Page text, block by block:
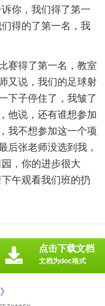
你，我们得了第一
得的了第一名，我
赛得了第一名，教室
又说，我们的足球射
下子停住了，我皱了
他说，还有谁想参加
我不想参加这一个项
后张老师没选到我，
，你的进步很大
午观看我们班的扔
点击下载文档
文档为doc格式